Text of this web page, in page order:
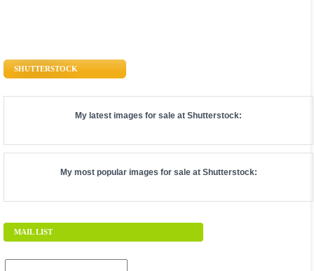
SHUTTERSTOCK
My latest images for sale at Shutterstock:
My most popular images for sale at Shutterstock:
MAIL LIST